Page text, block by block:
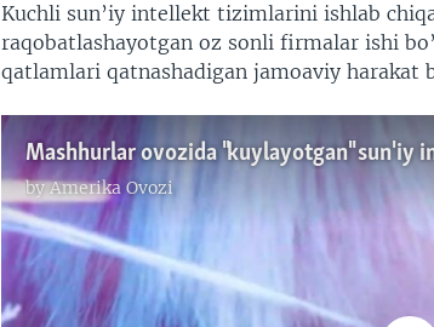
Kuchli sun’iy intellekt tizimlarini ishlab
raqobatlashayotgan oz sonli firmalar ishi
qatlamlari qatnashadigan jamoaviy harakat
Mashhurlar ovozida "kuylayotgan" sun'iy
byAmerika Ovozi